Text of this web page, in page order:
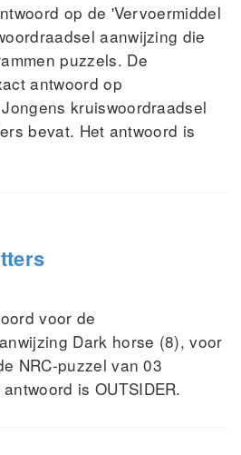
op de 'Vervoermiddel
aanwijzing die
puzzels. De
antwoord op
kruiswoordraadsel
bevat. Het antwoord is
voor de
Dark horse (8), voor
NRC-puzzel van 03
is OUTSIDER.